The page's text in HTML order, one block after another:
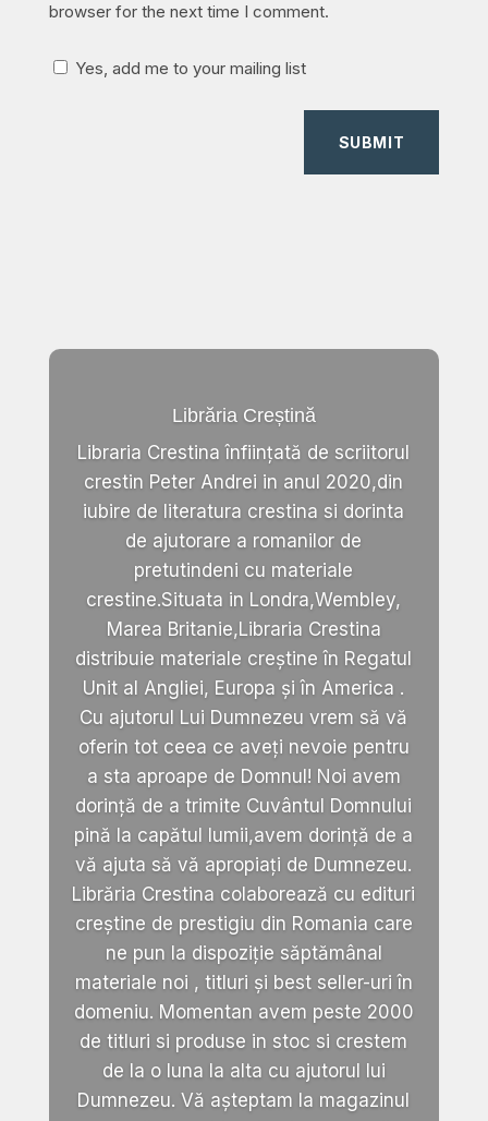
browser for the next time I comment.
Yes, add me to your mailing list
SUBMIT
Librăria Creștină
Libraria Crestina înființată de scriitorul
crestin Peter Andrei in anul 2020,din
iubire de literatura crestina si dorinta
de ajutorare a romanilor de
pretutindeni cu materiale
crestine.Situata in Londra,Wembley,
Marea Britanie,Libraria Crestina
distribuie materiale creștine în Regatul
Unit al Angliei, Europa și în America .
Cu ajutorul Lui Dumnezeu vrem să vă
oferin tot ceea ce aveți nevoie pentru
a sta aproape de Domnul! Noi avem
dorință de a trimite Cuvântul Domnului
pină la capătul lumii,avem dorință de a
vă ajuta să vă apropiați de Dumnezeu.
Librăria Crestina colaborează cu edituri
creștine de prestigiu din Romania care
ne pun la dispoziție săptămânal
materiale noi , titluri și best seller-uri în
domeniu. Momentan avem peste 2000
de titluri si produse in stoc si crestem
de la o luna la alta cu ajutorul lui
Dumnezeu. Vă așteptam la magazinul